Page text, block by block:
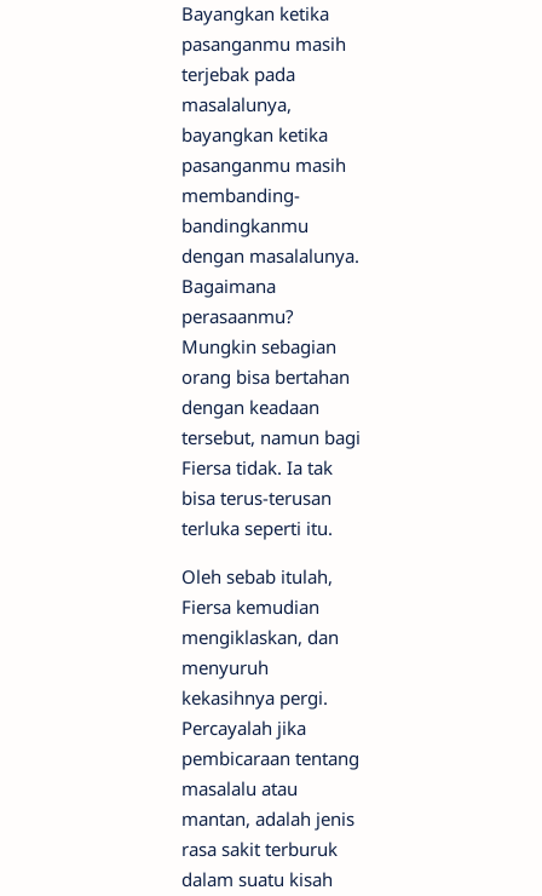
Bayangkan ketika
pasanganmu masih
terjebak pada
masalalunya,
bayangkan ketika
pasanganmu masih
membanding-
bandingkanmu
dengan masalalunya.
Bagaimana
perasaanmu?
Mungkin sebagian
orang bisa bertahan
dengan keadaan
tersebut, namun bagi
Fiersa tidak. Ia tak
bisa terus-terusan
terluka seperti itu.
Oleh sebab itulah,
Fiersa kemudian
mengiklaskan, dan
menyuruh
kekasihnya pergi.
Percayalah jika
pembicaraan tentang
masalalu atau
mantan, adalah jenis
rasa sakit terburuk
dalam suatu kisah